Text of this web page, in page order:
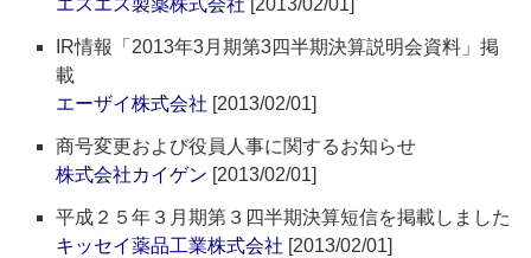
エスエス製薬株式会社 [2013/02/01]
IR情報「2013年3月期第3四半期決算説明会資料」掲
載
エーザイ株式会社 [2013/02/01]
商号変更および役員人事に関するお知らせ
株式会社カイゲン [2013/02/01]
平成２５年３月期第３四半期決算短信を掲載しました
キッセイ薬品工業株式会社 [2013/02/01]